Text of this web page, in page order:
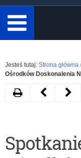
minimum
3
znaki.
Rozwiń
Jesteś tutaj: Strona główna
Ośrodków Doskonalenia
Drukuj